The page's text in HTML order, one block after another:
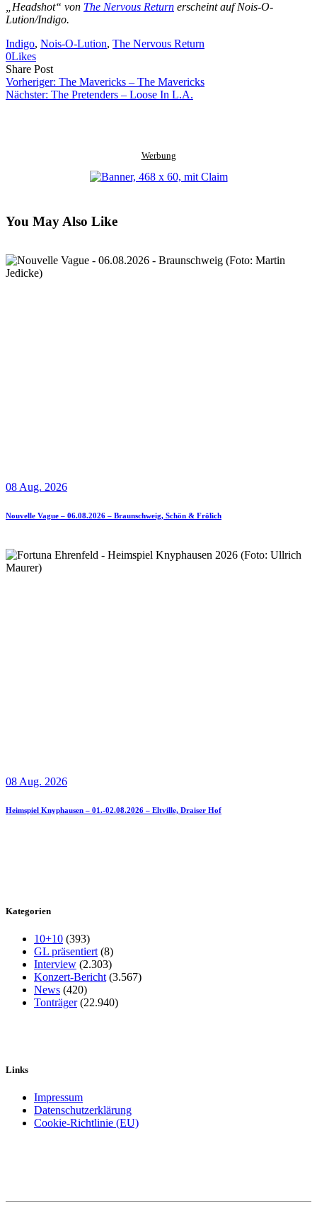
„Headshot“ von The Nervous Return erscheint auf Nois-O-
Lution/Indigo.
Indigo, Nois-O-Lution, The Nervous Return
0Likes
Share PostShare
on
Facebook
Copy
URL
to
Send
Link
via
Vorheriger: The Mavericks – The Mavericks
Nächster: The Pretenders – Loose In L.A.
Werbung
You May Also Like
08 Aug. 2026
Nouvelle Vague – 06.08.2026 – Braunschweig, Schön & Frölich
08 Aug. 2026
Heimspiel Knyphausen – 01.-02.08.2026 – Eltville, Draiser Hof
Kategorien
10+10 (393)
GL präsentiert (8)
Interview (2.303)
Konzert-Bericht (3.567)
News (420)
Tonträger(22.940)
Links
Impressum
Datenschutzerklärung
Cookie-Richtlinie (EU)